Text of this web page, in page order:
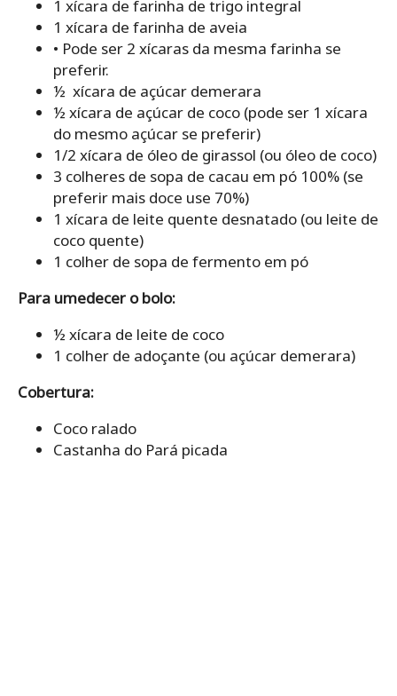
1 xícara de farinha de trigo integral
1 xícara de farinha de aveia
• Pode ser 2 xícaras da mesma farinha se
preferir.
½ xícara de açúcar demerara
½ xícara de açúcar de coco (pode ser 1 xícara
do mesmo açúcar se preferir)
1/2 xícara de óleo de girassol (ou óleo de coco)
3 colheres de sopa de cacau em pó 100% (se
preferir mais doce use 70%)
1 xícara de leite quente desnatado (ou leite de
coco quente)
1 colher de sopa de fermento em pó
Para umedecer o bolo:
½ xícara de leite de coco
1 colher de adoçante (ou açúcar demerara)
Cobertura:
Coco ralado
Castanha do Pará picada